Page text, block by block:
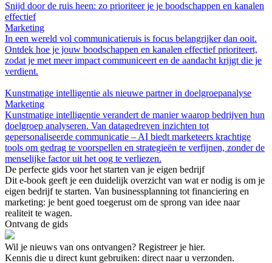
Snijd door de ruis heen: zo prioriteer je je boodschappen en kanalen
effectief
Marketing
In een wereld vol communicatieruis is focus belangrijker dan ooit.
Ontdek hoe je jouw boodschappen en kanalen effectief prioriteert,
zodat je met meer impact communiceert en de aandacht krijgt die je
verdient.
Kunstmatige intelligentie als nieuwe partner in doelgroepanalyse
Marketing
Kunstmatige intelligentie verandert de manier waarop bedrijven hun
doelgroep analyseren. Van datagedreven inzichten tot
gepersonaliseerde communicatie – AI biedt marketeers krachtige
tools om gedrag te voorspellen en strategieën te verfijnen, zonder de
menselijke factor uit het oog te verliezen.
De perfecte gids voor het starten van je eigen bedrijf
Dit e-book geeft je een duidelijk overzicht van wat er nodig is om je
eigen bedrijf te starten. Van businessplanning tot financiering en
marketing: je bent goed toegerust om de sprong van idee naar
realiteit te wagen.
Ontvang de gids
Wil je nieuws van ons ontvangen? Registreer je hier.
Kennis die u direct kunt gebruiken: direct naar u verzonden.